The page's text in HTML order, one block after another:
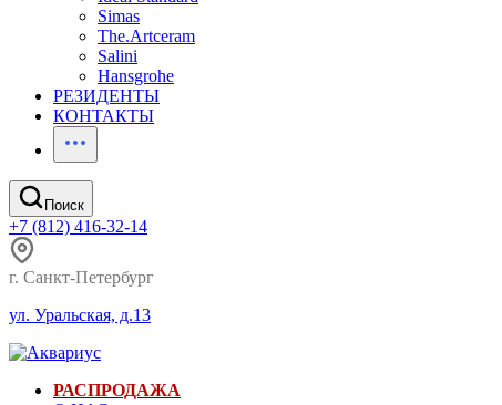
Simas
The.Artceram
Salini
Hansgrohe
РЕЗИДЕНТЫ
КОНТАКТЫ
Поиск
+7 (812) 416-32-14
г. Санкт-Петербург
ул. Уральская, д.13
РАСПРОДАЖА